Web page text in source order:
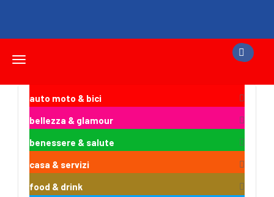
Toggle
auto moto & bici
bellezza & glamour
benessere & salute
casa & servizi
food & drink